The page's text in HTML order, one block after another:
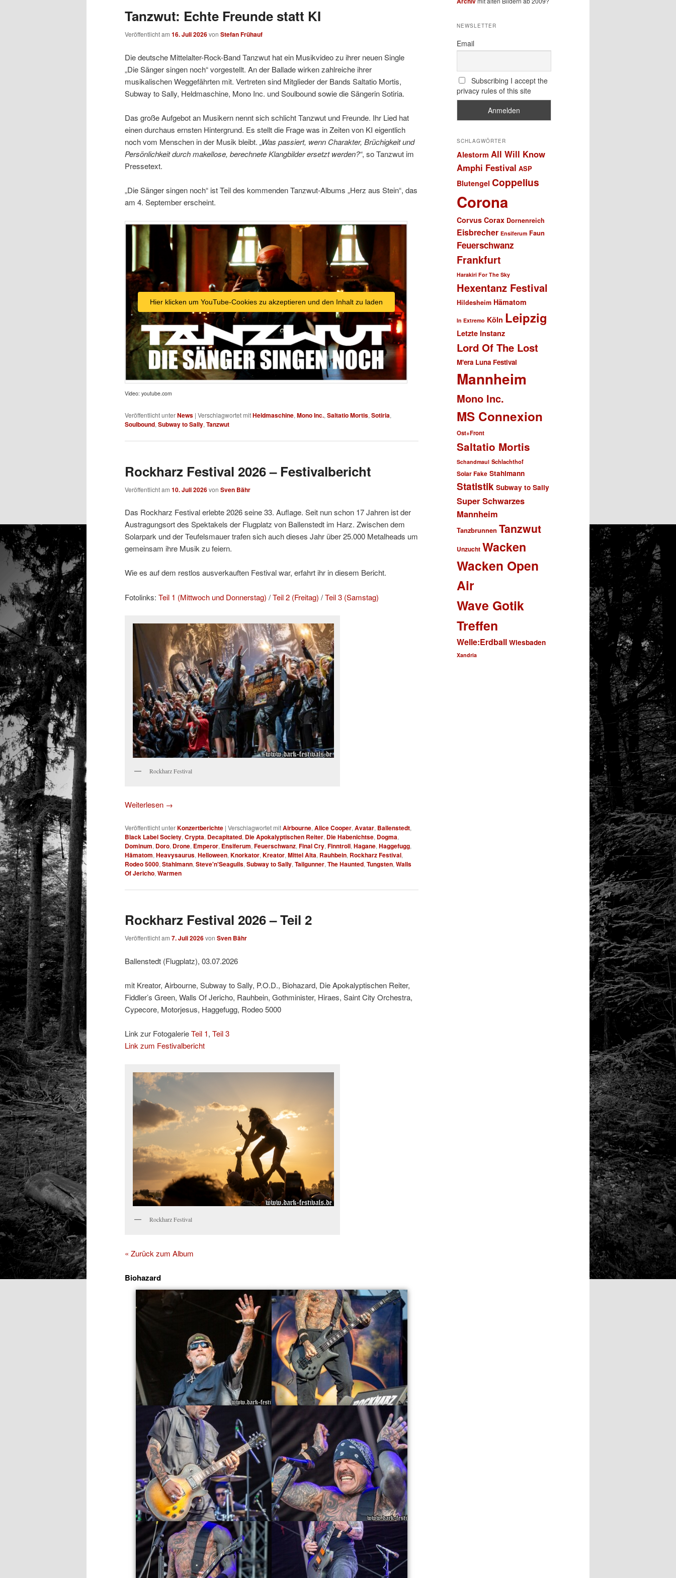
Tanzwut: Echte Freunde statt KI
Veröffentlicht am 16. Juli 2026von Stefan Frühauf
Die deutsche Mittelalter-Rock-Band Tanzwut hat ein Musikvideo zu ihrer neuen Single
„Die Sänger singen noch“ vorgestellt. An der Ballade wirken zahlreiche ihrer
musikalischen Weggefährten mit. Vertreten sind Mitglieder der Bands Saltatio Mortis,
Subway to Sally, Heldmaschine, Mono Inc. und Soulbound sowie die Sängerin Sotiria.
Das große Aufgebot an Musikern nennt sich schlicht Tanzwut und Freunde. Ihr Lied hat
einen durchaus ernsten Hintergrund. Es stellt die Frage was in Zeiten von KI eigentlich
noch vom Menschen in der Musik bleibt. „Was passiert, wenn Charakter, Brüchigkeit und
Persönlichkeit durch makellose, berechnete Klangbilder ersetzt werden?“, so Tanzwut im
Pressetext.
„Die Sänger singen noch“ ist Teil des kommenden Tanzwut-Albums „Herz aus Stein“, das
am 4. September erscheint.
Hier klicken um YouTube-Cookies zu akzeptieren und den Inhalt zu laden
Video: youtube.com
Veröffentlicht unterNews | Verschlagwortet mitHeldmaschine, Mono Inc., Saltatio Mortis, Sotiria,
Soulbound, Subway to Sally, Tanzwut
Rockharz Festival 2026 – Festivalbericht
Veröffentlicht am 10. Juli 2026von Sven Bähr
Das Rockharz Festival erlebte 2026 seine 33. Auflage. Seit nun schon 17 Jahren ist der
Austragungsort des Spektakels der Flugplatz von Ballenstedt im Harz. Zwischen dem
Solarpark und der Teufelsmauer trafen sich auch dieses Jahr über 25.000 Metalheads um
gemeinsam ihre Musik zu feiern.
Wie es auf dem restlos ausverkauften Festival war, erfahrt ihr in diesem Bericht.
Fotolinks: Teil 1 (Mittwoch und Donnerstag) /Teil 2 (Freitag) /Teil 3 (Samstag)
Rockharz Festival
Weiterlesen →
Veröffentlicht unterKonzertberichte | Verschlagwortet mitAirbourne, Alice Cooper, Avatar, Ballenstedt,
Black Label Society, Crypta, Decapitated, Die Apokalyptischen Reiter, Die Habenichtse, Dogma,
Dominum, Doro, Drone, Emperor, Ensiferum, Feuerschwanz, Final Cry, Finntroll, Hagane, Haggefugg,
Hämatom, Heavysaurus, Helloween, Knorkator, Kreator, Mittel Alta, Rauhbein, Rockharz Festival,
Rodeo 5000, Stahlmann, Steve'n'Seagulls, Subway to Sally, Tailgunner, The Haunted, Tungsten, Walls
Of Jericho, Warmen
Rockharz Festival 2026 – Teil 2
Veröffentlicht am 7. Juli 2026von Sven Bähr
Ballenstedt (Flugplatz), 03.07.2026
mit Kreator, Airbourne, Subway to Sally, P.O.D., Biohazard, Die Apokalyptischen Reiter,
Fiddler’s Green, Walls Of Jericho, Rauhbein, Gothminister, Hiraes, Saint City Orchestra,
Cypecore, Motorjesus, Haggefugg, Rodeo 5000
Link zur FotogalerieTeil 1, Teil 3
Link zum Festivalbericht
Rockharz Festival
« Zurück zum Album
Biohazard
NEWSLETTER
Email
Subscribing I accept the
privacy rules of this site
SCHLAGWÖRTER
Alestorm All Will Know
Amphi Festival ASP
Blutengel Coppelius
Corona
Corvus Corax Dornenreich
Eisbrecher Ensiferum Faun
Feuerschwanz
Frankfurt
Harakiri For The Sky
Hexentanz Festival
Hildesheim Hämatom
In Extremo Köln Leipzig
Letzte Instanz
Lord Of The Lost
M'era Luna Festival
Mannheim
Mono Inc.
MS Connexion
Ost+Front
Saltatio Mortis
Schandmaul Schlachthof
Solar Fake Stahlmann
Statistik Subway to Sally
Super Schwarzes
Mannheim
Tanzbrunnen Tanzwut
Unzucht Wacken
Wacken Open
Air
Wave Gotik
Treffen
Welle:Erdball Wiesbaden
Xandria